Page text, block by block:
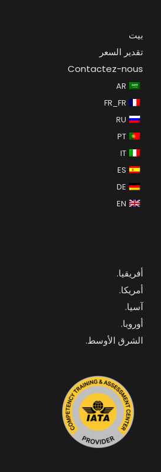
بيت
تقدير السعر
Contactez-nous
AR
FR_FR
RU
PT
IT
ES
DE
EN
أفريقيا.
أمريكا.
آسيا.
أوروبا.
الشرق الأوسط.